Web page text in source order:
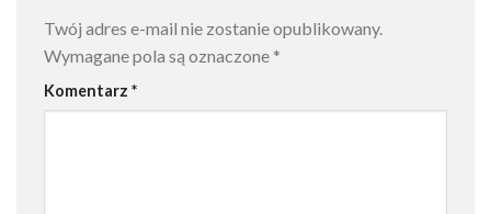
Twój adres e-mail nie zostanie opublikowany.
Wymagane pola są oznaczone *
Komentarz *